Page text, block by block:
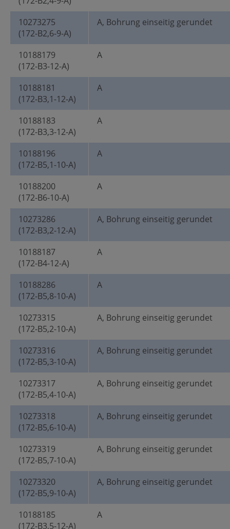
10273275
(172-B2,6-9-A)
A, Bohrung einseitig gerundet
10188179
(172-B3-12-A)
A
10188181
(172-B3,1-12-A)
A
10188183
(172-B3,3-12-A)
A
10188196
(172-B5,1-10-A)
A
10188200
(172-B6-10-A)
A
10273286
(172-B3,2-12-A)
A, Bohrung einseitig gerundet
10188187
(172-B4-12-A)
A
10188286
(172-B5,8-10-A)
A
10273315
(172-B5,2-10-A)
A, Bohrung einseitig gerundet
10273316
(172-B5,3-10-A)
A, Bohrung einseitig gerundet
10273317
(172-B5,4-10-A)
A, Bohrung einseitig gerundet
10273318
(172-B5,6-10-A)
A, Bohrung einseitig gerundet
10273319
(172-B5,7-10-A)
A, Bohrung einseitig gerundet
10273320
(172-B5,9-10-A)
A, Bohrung einseitig gerundet
10188185
(172-B3,5-12-A)
A